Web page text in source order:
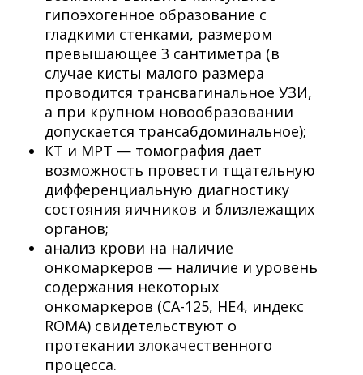
гипоэхогенное образование с
гладкими стенками, размером
превышающее 3 сантиметра (в
случае кисты малого размера
проводится трансвагинальное УЗИ,
а при крупном новообразовании
допускается трансабдоминальное);
КТ и МРТ — томография дает
возможность провести тщательную
дифференциальную диагностику
состояния яичников и близлежащих
органов;
анализ крови на наличие
онкомаркеров — наличие и уровень
содержания некоторых
онкомаркеров (СА-125, НЕ4, индекс
ROMA) свидетельствуют о
протекании злокачественного
процесса.